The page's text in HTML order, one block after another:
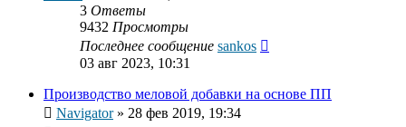
3 Ответы
9432 Просмотры
Последнее сообщение sankos
03 авг 2023, 10:31
Производство меловой добавки на основе ПП
Navigator» 28 фев 2019, 19:34